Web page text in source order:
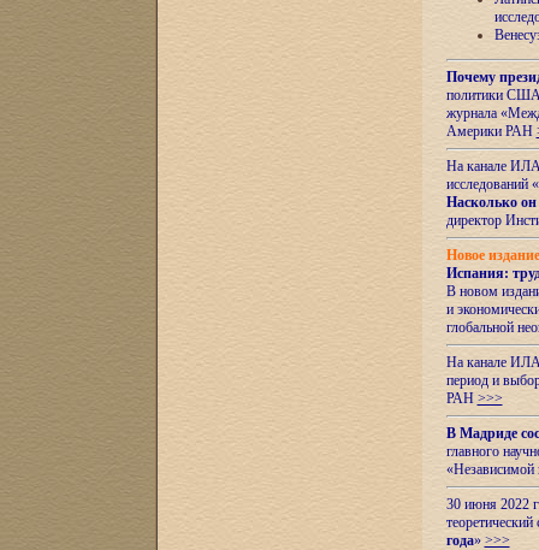
Почему
политики США
журнала
Америки РАН
На канале ИЛА
исследований «
Насколько он
директор
Новое
Испания:
В новом
и
глобальной
На канале
период и
РАН >>>
В Мадриде
главного
«Независимой
30 июня 2022
года» >>>